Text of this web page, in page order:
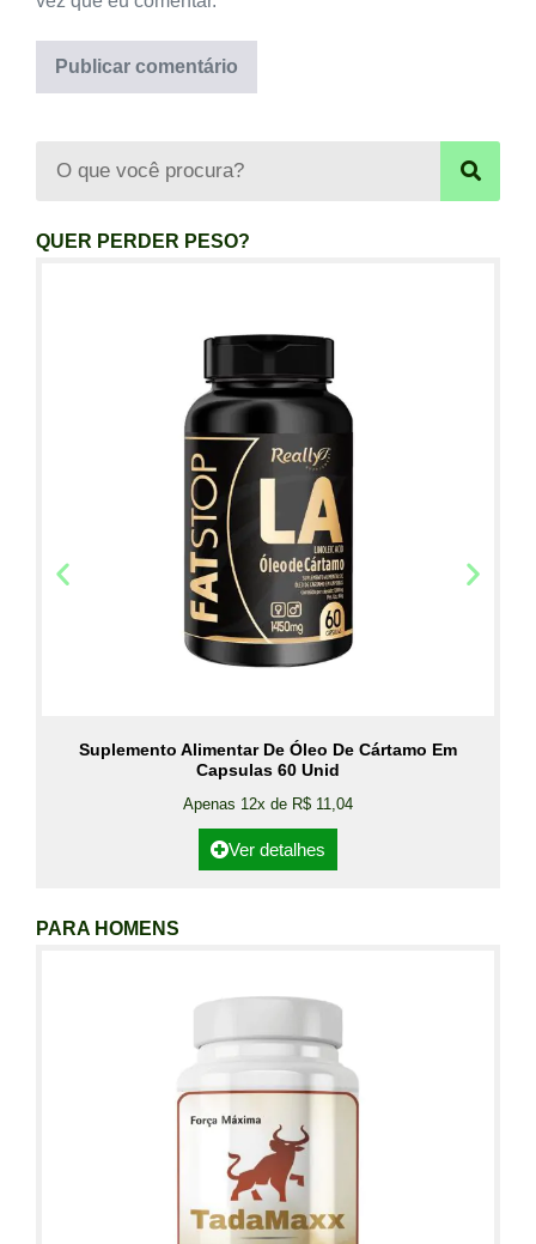
QUER PERDER PESO?
Suplemento Alimentar De Óleo De Cártamo Em
Capsulas 60 Unid
Apenas 12x de R$ 11,04
Ver detalhes
PARA HOMENS